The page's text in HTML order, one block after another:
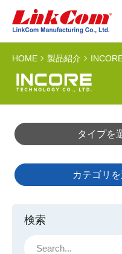
HOME 製品紹介
タイプを
カテゴリ
検索